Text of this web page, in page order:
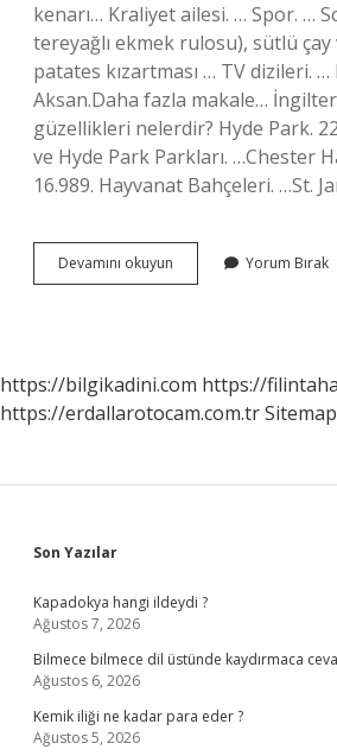
kenarı… Kraliyet ailesi. … Spor. …
tereyağlı ekmek rulosu), sütlü çay
patates kızartması … TV dizileri. …
Aksan.Daha fazla makale…
güzellikleri nelerdir? Hyde Park.
ve Hyde Park Parkları. …Chester
16.989. Hayvanat Bahçeleri. …St.
Devamını okuyun Ingilterenin
Tarihi
Yorum Bırak
https://bilgikadini.com https://
https://erdallarotocam.com.trSitemap
Sidebar
Son Yazılar
Kapadokya hangi ildeydi ?
Ağustos 7, 2026
Bilmece bilmece dil üstünde kaydırmaca
Ağustos 6, 2026
Kemik iliği ne kadar para eder ?
Ağustos 5, 2026